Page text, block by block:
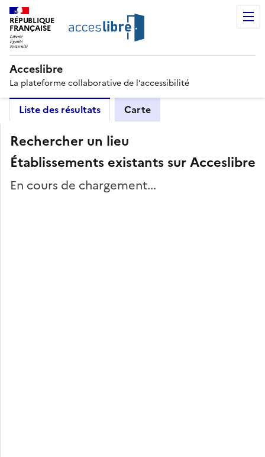
RÉPUBLIQUE
FRANÇAISE
Acceslibre
La plateforme collaborative de l’accessibilité
Liste des résultats Carte
Rechercher un lieu
Établissements existants sur Acceslibre
En cours de chargement...